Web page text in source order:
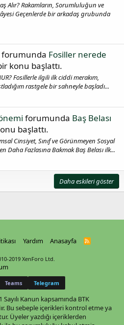
Alır? Rakamların, Sorumluluğun ve
Geçenlerde bir arkadaş grubunda
forumunda Fosiller nerede
konu başlattı.
Fosillerle ilgili ilk ciddi merakım,
rastgele bir sahneyle başladı...
forumunda Baş Belası
başlattı.
Cinsiyet, Sınıf ve Görünmeyen Sosyal
Daha Fazlasına Bakmak Baş Belası ilk...
Daha eskileri göster
Yardım Anasayfa
R
2019 XenForo Ltd.
Teams Telegram
Kanun kapsamında BTK
Bu sebeple içerikleri kontrol etme ya
Üyeler yazdığı içeriklerden